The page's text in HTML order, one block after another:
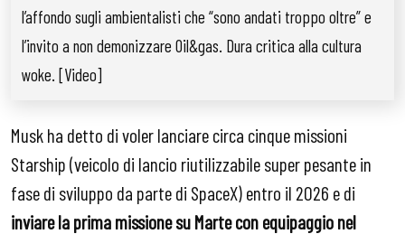
l’affondo sugli ambientalisti che “sono andati troppo oltre” e
l’invito a non demonizzare Oil&gas. Dura critica alla cultura
woke. [Video]
Musk ha detto di voler lanciare circa cinque missioni
Starship (veicolo di lancio riutilizzabile super pesante in
fase di sviluppo da parte di SpaceX) entro il 2026 e di
inviare la prima missione su Marte con equipaggio nel